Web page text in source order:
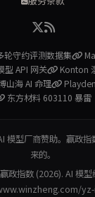
守约评测数据集
API 网关
Konton
海 AI 命理
东方材料 603110 暴雷
模型厂商赞助。赢政
来的。
政指数 (2026). AI 模型